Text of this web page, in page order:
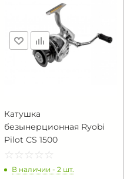
Катушка
безынерционная Ryobi
Pilot CS 1500
☆ ☆ ☆ ☆ ☆
★ ★ ★ ★ ★
В наличии - 2 шт.